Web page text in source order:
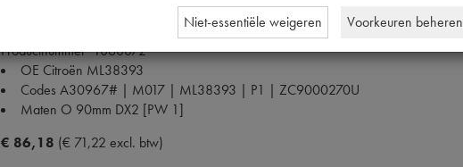
MOTORP.SET Z.OLIEKEERR. DX/DX2
DS 21 / ID 21 / D SUPER 5
Productnummer1060072
OE Citroën ML38393
Codes A30967# | M017 | ML38393 | P1 | ZC9000270U
Maten O 90mm DX2 [PW 1]
€ 86,18 (€ 71,22 excl. btw)
Niet-essentiële weigeren Voorkeuren beheren